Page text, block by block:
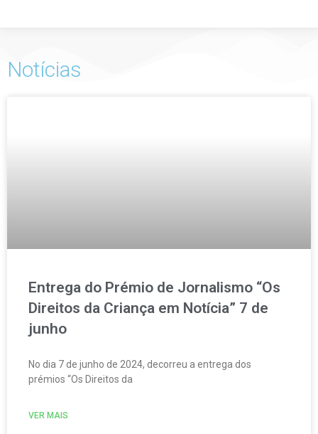
Notícias
Entrega do Prémio de Jornalismo “Os
Direitos da Criança em Notícia” 7 de
junho
No dia 7 de junho de 2024, decorreu a entrega dos
prémios “Os Direitos da
VER MAIS